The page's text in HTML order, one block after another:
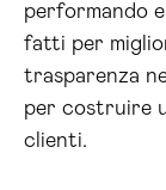
performando
fatti per
trasparenza
per costruire
clienti.